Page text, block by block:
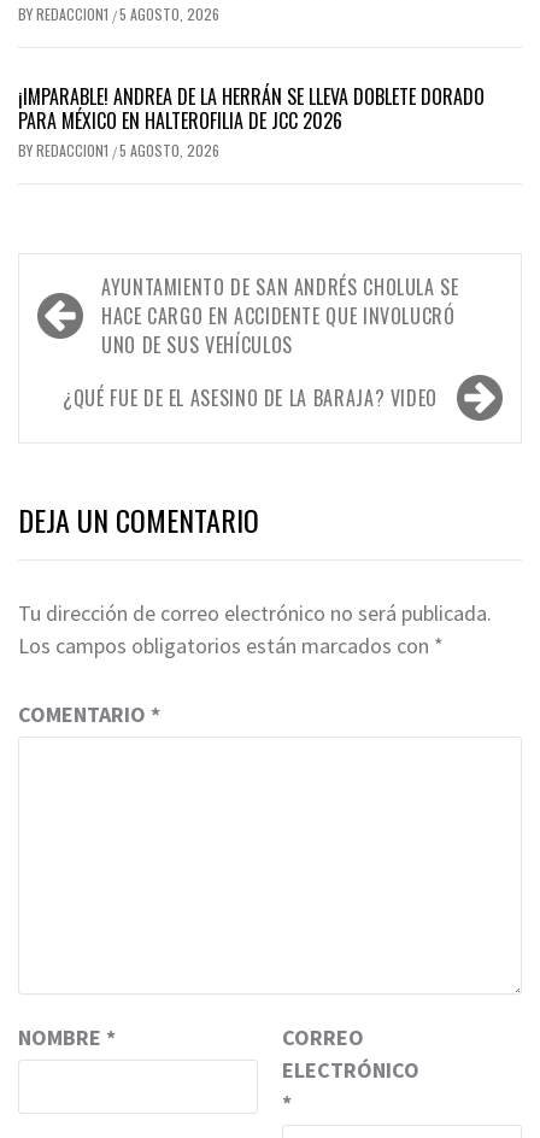
BYREDACCION1 /5 AGOSTO, 2026
¡IMPARABLE! ANDREA DE LA HERRÁN SE LLEVA DOBLETE DORADO
PARA MÉXICO EN HALTEROFILIA DE JCC 2026
BYREDACCION1 /5 AGOSTO, 2026
Navegación
de
entradas
AYUNTAMIENTO DE SAN ANDRÉS CHOLULA SE
HACE CARGO EN ACCIDENTE QUE INVOLUCRÓ
UNO DE SUS VEHÍCULOS
¿QUÉ FUE DE EL ASESINO DE LA BARAJA? VIDEO
DEJA UN COMENTARIO
Tu dirección de correo electrónico no será publicada.
Los campos obligatorios están marcados con *
COMENTARIO *
NOMBRE *
CORREO
ELECTRÓNICO
*